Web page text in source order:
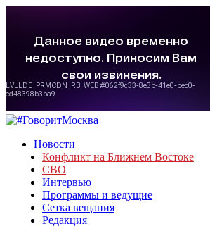
Новости
Конфликт на Ближнем Востоке
СВО
Интервью
Программы и ведущие
Сетка вещания
Редакция